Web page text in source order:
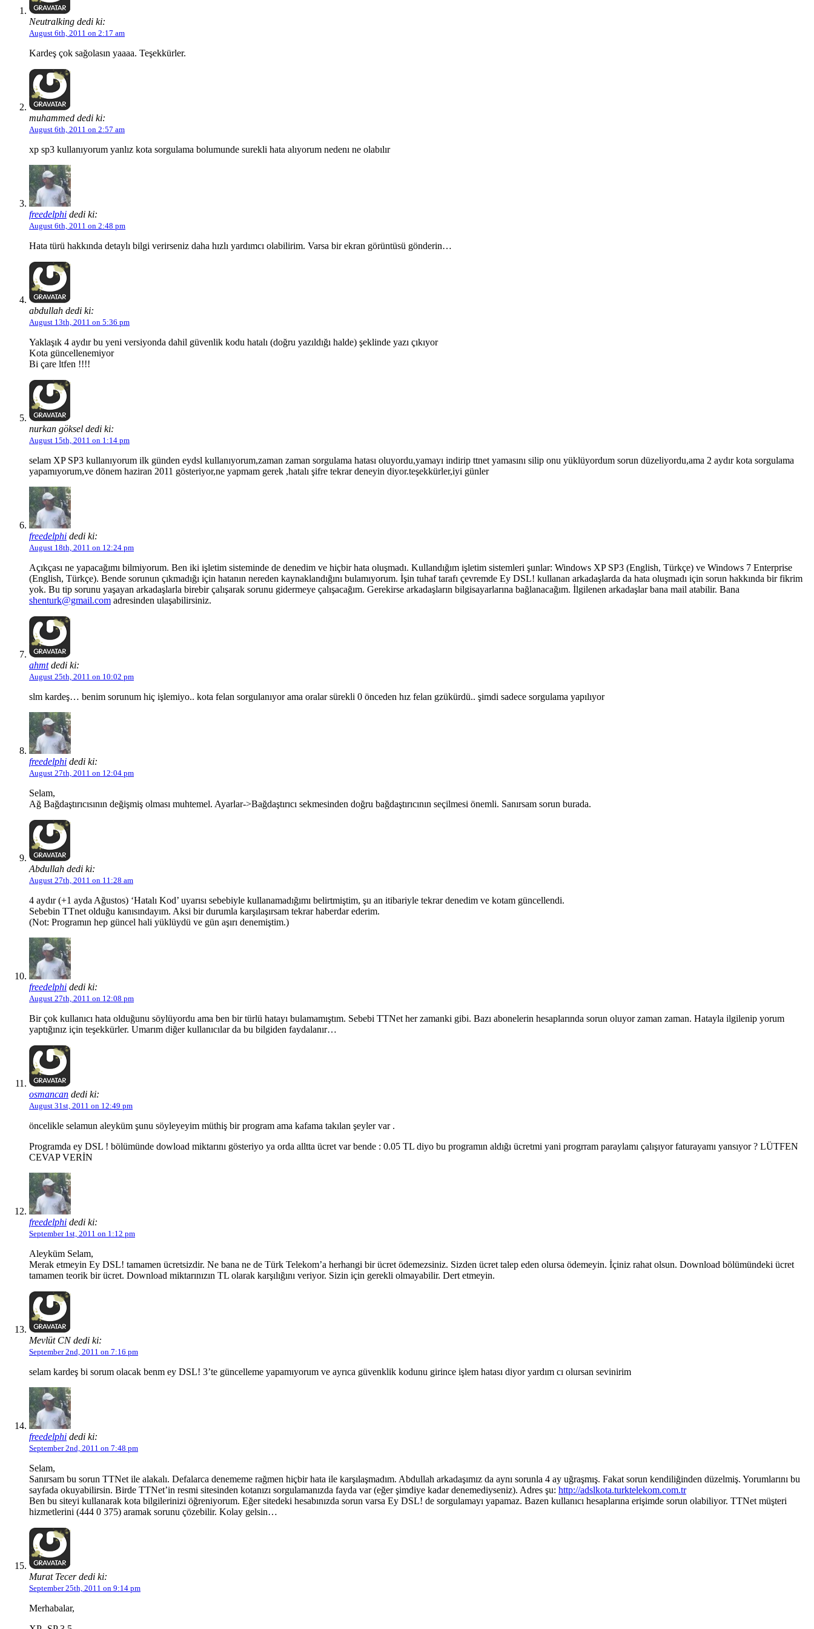
Neutralking dedi ki:
August 6th, 2011 on 2:17 am
Kardeş çok sağolasın yaaaa. Teşekkürler.
muhammed dedi ki:
August 6th, 2011 on 2:57 am
xp sp3 kullanıyorum yanlız kota sorgulama bolumunde surekli hata alıyorum nedenı ne olabılır
freedelphi dedi ki:
August 6th, 2011 on 2:48 pm
Hata türü hakkında detaylı bilgi verirseniz daha hızlı yardımcı olabilirim. Varsa bir ekran görüntüsü gönderin…
abdullah dedi ki:
August 13th, 2011 on 5:36 pm
Yaklaşık 4 aydır bu yeni versiyonda dahil güvenlik kodu hatalı (doğru yazıldığı halde) şeklinde yazı çıkıyor
Kota güncellenemiyor
Bi çare ltfen !!!!
nurkan göksel dedi ki:
August 15th, 2011 on 1:14 pm
selam XP SP3 kullanıyorum ilk günden eydsl kullanıyorum,zaman zaman sorgulama hatası oluyordu,yamayı indirip ttnet yamasını silip onu yüklüyordum sorun düzeliyordu,ama 2 aydır kota sorgulama
yapamıyorum,ve dönem haziran 2011 gösteriyor,ne yapmam gerek ,hatalı şifre tekrar deneyin diyor.teşekkürler,iyi günler
freedelphi dedi ki:
August 18th, 2011 on 12:24 pm
Açıkçası ne yapacağımı bilmiyorum. Ben iki işletim sisteminde de denedim ve hiçbir hata oluşmadı. Kullandığım işletim sistemleri şunlar: Windows XP SP3 (English, Türkçe) ve Windows 7 Enterprise
(English, Türkçe). Bende sorunun çıkmadığı için hatanın nereden kaynaklandığını bulamıyorum. İşin tuhaf tarafı çevremde Ey DSL! kullanan arkadaşlarda da hata oluşmadı için sorun hakkında bir fikrim
yok. Bu tip sorunu yaşayan arkadaşlarla birebir çalışarak sorunu gidermeye çalışacağım. Gerekirse arkadaşların bilgisayarlarına bağlanacağım. İlgilenen arkadaşlar bana mail atabilir. Bana
shenturk@gmail.com adresinden ulaşabilirsiniz.
ahmtdedi ki:
August 25th, 2011 on 10:02 pm
slm kardeş… benim sorunum hiç işlemiyo.. kota felan sorgulanıyor ama oralar sürekli 0 önceden hız felan gzükürdü.. şimdi sadece sorgulama yapılıyor
freedelphi dedi ki:
August 27th, 2011 on 12:04 pm
Selam,
Ağ Bağdaştırıcısının değişmiş olması muhtemel. Ayarlar->Bağdaştırıcı sekmesinden doğru bağdaştırıcının seçilmesi önemli. Sanırsam sorun burada.
Abdullah dedi ki:
August 27th, 2011 on 11:28 am
4 aydır (+1 ayda Ağustos) ‘Hatalı Kod’ uyarısı sebebiyle kullanamadığımı belirtmiştim, şu an itibariyle tekrar denedim ve kotam güncellendi.
Sebebin TTnet olduğu kanısındayım. Aksi bir durumla karşılaşırsam tekrar haberdar ederim.
(Not: Programın hep güncel hali yüklüydü ve gün aşırı denemiştim.)
freedelphi dedi ki:
August 27th, 2011 on 12:08 pm
Bir çok kullanıcı hata olduğunu söylüyordu ama ben bir türlü hatayı bulamamıştım. Sebebi TTNet her zamanki gibi. Bazı abonelerin hesaplarında sorun oluyor zaman zaman. Hatayla ilgilenip yorum
yaptığınız için teşekkürler. Umarım diğer kullanıcılar da bu bilgiden faydalanır…
osmancan dedi ki:
August 31st, 2011 on 12:49 pm
öncelikle selamun aleyküm şunu söyleyeyim müthiş bir program ama kafama takılan şeyler var .
Programda ey DSL ! bölümünde dowload miktarını gösteriyo ya orda alltta ücret var bende : 0.05 TL diyo bu programın aldığı ücretmi yani progrram paraylamı çalışıyor faturayamı yansıyor ? LÜTFEN
CEVAP VERİN
freedelphi dedi ki:
September 1st, 2011 on 1:12 pm
Aleyküm Selam,
Merak etmeyin Ey DSL! tamamen ücretsizdir. Ne bana ne de Türk Telekom’a herhangi bir ücret ödemezsiniz. Sizden ücret talep eden olursa ödemeyin. İçiniz rahat olsun. Download bölümündeki ücret
tamamen teorik bir ücret. Download miktarınızın TL olarak karşılığını veriyor. Sizin için gerekli olmayabilir. Dert etmeyin.
Mevlüt CN dedi ki:
September 2nd, 2011 on 7:16 pm
selam kardeş bi sorum olacak benm ey DSL! 3’te güncelleme yapamıyorum ve ayrıca güvenklik kodunu girince işlem hatası diyor yardım cı olursan sevinirim
freedelphi dedi ki:
September 2nd, 2011 on 7:48 pm
Selam,
Sanırsam bu sorun TTNet ile alakalı. Defalarca denememe rağmen hiçbir hata ile karşılaşmadım. Abdullah arkadaşımız da aynı sorunla 4 ay uğraşmış. Fakat sorun kendiliğinden düzelmiş. Yorumlarını bu
sayfada okuyabilirsin. Birde TTNet’in resmi sitesinden kotanızı sorgulamanızda fayda var (eğer şimdiye kadar denemediyseniz). Adres şu: http://adslkota.turktelekom.com.tr
Ben bu siteyi kullanarak kota bilgilerinizi öğreniyorum. Eğer sitedeki hesabınızda sorun varsa Ey DSL! de sorgulamayı yapamaz. Bazen kullanıcı hesaplarına erişimde sorun olabiliyor. TTNet müşteri
hizmetlerini (444 0 375) aramak sorunu çözebilir. Kolay gelsin…
Murat Tecer dedi ki:
September 25th, 2011 on 9:14 pm
Merhabalar,